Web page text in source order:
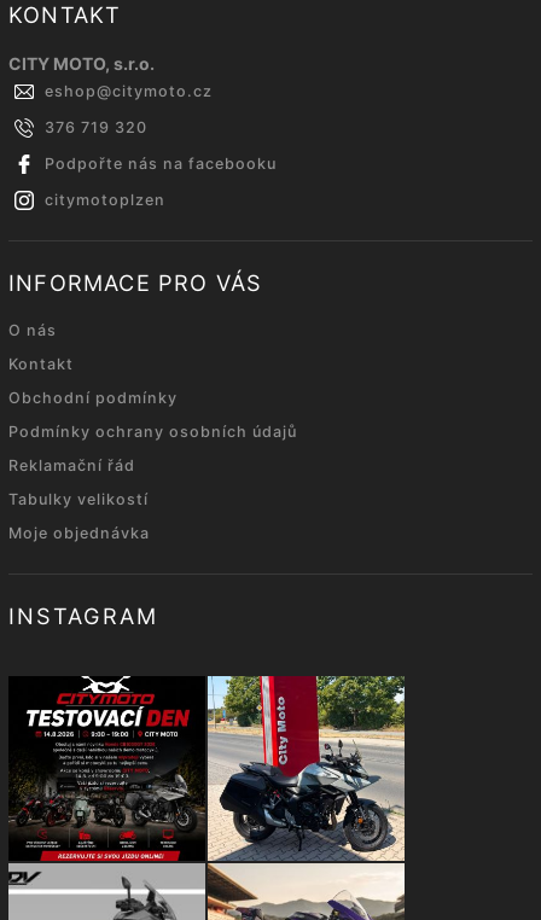
KONTAKT
CITY MOTO, s.r.o.
eshop@citymoto.cz
376 719 320
Podpořte nás na facebooku
citymotoplzen
INFORMACE PRO VÁS
O nás
Kontakt
Obchodní podmínky
Podmínky ochrany osobních údajů
Reklamační řád
Tabulky velikostí
Moje objednávka
INSTAGRAM